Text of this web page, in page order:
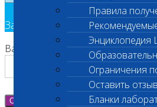
Правила
Ограничения
Оставить
Бланки
Заявка на обратный звонок
Ваш номер телефона
Отправить